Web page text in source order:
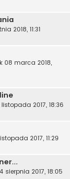
2018, 11:31
08 marca 2018,
2017, 18:36
2017, 11:29
sierpnia 2017, 18:05